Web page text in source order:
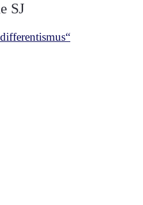
SJ
und Christi